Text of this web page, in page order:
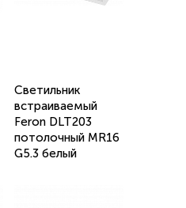
Светильник
встраиваемый
Feron DLT203
потолочный MR16
G5.3 белый